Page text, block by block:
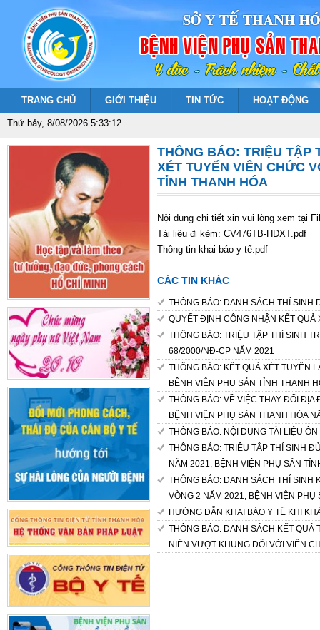
TRANG CHỦ GIỚI THIỆU TIN TỨC HOẠT ĐỘNG
Thứ bảy, 8/08/2026 5:33:12
THÔNG BÁO: TRIỆU TẬP
XÉT TUYỂN VIÊN CHỨC
TỈNH THANH HÓA
Nội dung chi tiết xin vui lòng xem tại
Tài liệu đi kèm: CV476TB-HDXT.pdf
Thông tin khai báo y tế.pdf
CÁC TIN KHÁC
THÔNG BÁO: DANH SÁCH THÍ SINH
QUYẾT ĐỊNH CÔNG NHẬN KẾT
THÔNG BÁO: TRIỆU TẬP THÍ SINH
68/2000/NĐ-CP NĂM 2021
THÔNG BÁO: KẾT QUẢ XÉT TUYỂN
BỆNH VIỆN PHỤ SẢN TỈNH THANH
THÔNG BÁO: VỀ VIỆC THAY ĐỔI
BỆNH VIỆN PHỤ SẢN THANH HÓA
THÔNG BÁO: NỘI DUNG TÀI LIỆU
THÔNG BÁO: TRIỆU TẬP THÍ SINH
NĂM 2021, BỆNH VIỆN PHỤ SẢN
THÔNG BÁO: DANH SÁCH THÍ
VÒNG 2 NĂM 2021, BỆNH VIỆN PHỤ
HƯỚNG DẪN KHAI BÁO Y TẾ KHI
THÔNG BÁO: DANH SÁCH KẾT
NIÊN VƯỢT KHUNG ĐỐI VỚI VIÊN